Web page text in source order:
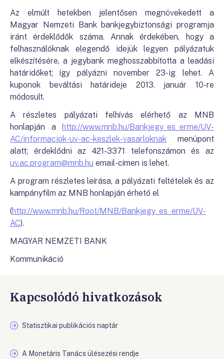
Az elmúlt hetekben jelentősen megnövekedett a
Magyar Nemzeti Bank bankjegybiztonsági programja
iránt érdeklődők száma. Annak érdekében, hogy a
felhasználóknak elegendő idejük legyen pályázatuk
elkészítésére, a jegybank meghosszabbította a leadási
határidőket; így pályázni november 23-ig lehet. A
kuponok beváltási határideje 2013. január 10-re
módosult.
A részletes pályázati felhívás elérhető az MNB
honlapján a
http://www.mnb.hu/Bankjegy_es_erme/UV-
AC/informaciok-uv-ac-keszlek-vasarloknak menüpont
alatt; érdeklődni az 421-3371 telefonszámon és az
uv.ac.program@mnb.hu email-címen is lehet.
A program részletes leírása, a pályázati feltételek és az
kampányfilm az MNB honlapján érhető el
(http://www.mnb.hu/Root/MNB/Bankjegy_es_erme/UV-
AC).
MAGYAR NEMZETI BANK
Kommunikáció
Kapcsolódó hivatkozások
Statisztikai publikációs naptár
A Monetáris Tanács ülésezési rendje